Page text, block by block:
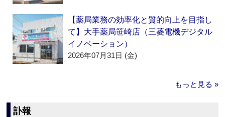
【薬局業務の効率化と質的向上を目指し
て】大手薬局笹崎店（三菱電機デジタル
イノベーション）
2026年07月31日 (金)
もっと見る »
訃報